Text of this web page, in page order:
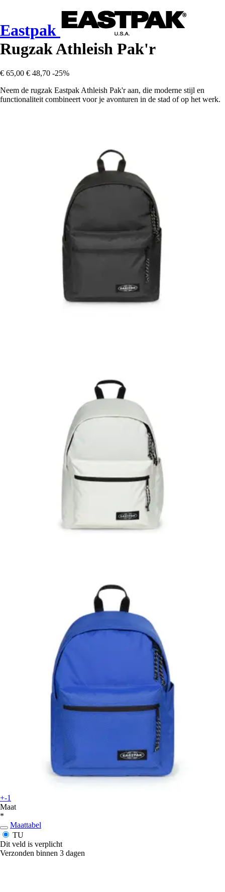
Eastpak
Rugzak Athleish Pak'r
€ 65,00 € 48,70 -25%
Neem de rugzak Eastpak Athleish Pak'r aan, die moderne stijl en
functionaliteit combineert voor je avonturen in de stad of op het werk.
+-1
Maat
*
Maattabel
TU
Dit veld is verplicht
Verzonden binnen 3 dagen